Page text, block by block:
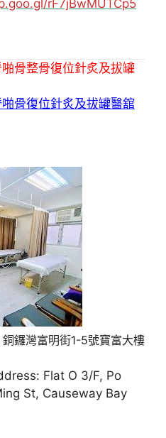
rF7jBwMUTCp5
骨整骨復位針炙及拔罐
骨復位針炙及拔罐醫舘
鑼灣富明街1-5號寶富大樓
Flat O 3/F, Po
St, Causeway Bay